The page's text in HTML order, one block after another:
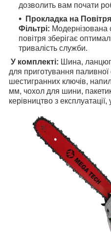
дозволить вам почати
Прокладка на
Фільтрі: Модернізована
повітря зберігає
тривалість служби.
У комплекті: Шина,
для приготування паливної
шестигранних ключів,
мм, чохол для шини,
керівництво з експлуатації,